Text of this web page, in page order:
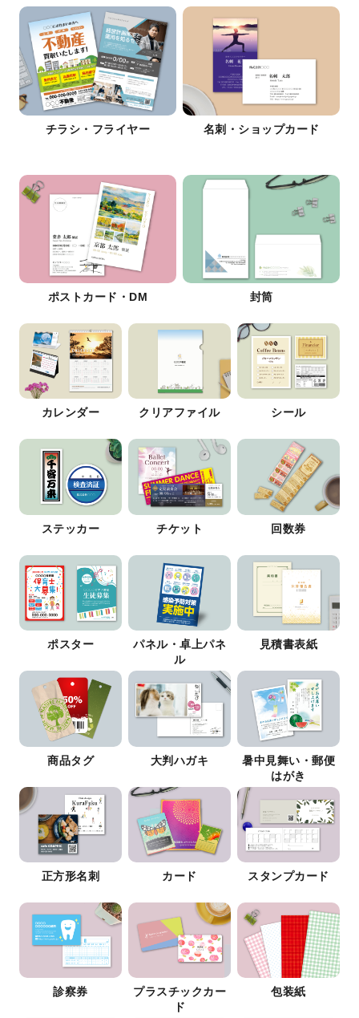
チラシ・フライヤー 名刺・ショップカード
ポストカード・DM 封筒
カレンダー クリアファイル シール
ステッカー チケット 回数券
ポスター
パネル・卓上パネ
ル
見積書表紙
商品タグ 大判ハガキ
暑中見舞い・郵便
はがき
正方形名刺 カード スタンプカード
診察券
プラスチックカー
ド
包装紙